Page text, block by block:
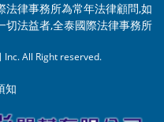
律事務所為常年法律顧問,如
切法益者,全泰國際法律事務所
All Right reserved.
知